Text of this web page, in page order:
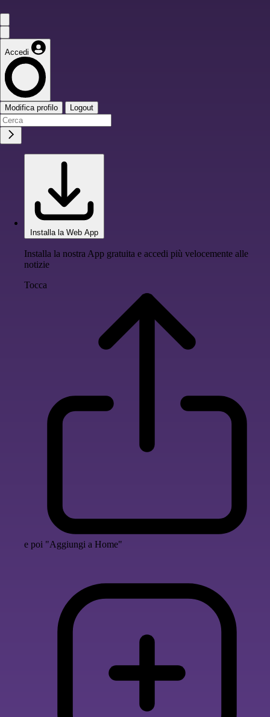
Accedi
Modifica profilo Logout
Installa la Web App
Installa la nostra App gratuita e accedi più velocemente alle
notizie
Tocca
e poi "Aggiungi a Home"